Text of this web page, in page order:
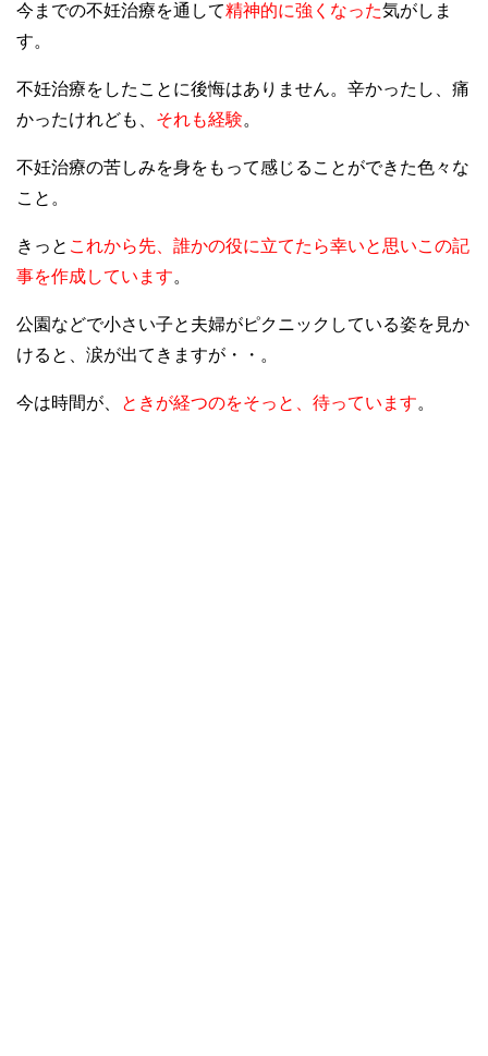
今までの不妊治療を通して精神的に強くなった気がしま
す。
不妊治療をしたことに後悔はありません。辛かったし、痛
かったけれども、 それも経験。
不妊治療の苦しみを身をもって感じることができた色々な
こと。
きっと これから先、誰かの役に立てたら幸いと思いこの記
事を作成しています。
公園などで小さい子と夫婦がピクニックしている姿を見か
けると、涙が出てきますが・・。
今は時間が、 ときが経つのをそっと、待っています。